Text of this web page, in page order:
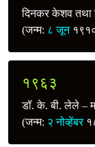
दिनकर केशव तथा
(जन्म: ८ जून
१९६३
डॉ. के. बी. लेले –
(जन्म: २ नोव्हेंबर